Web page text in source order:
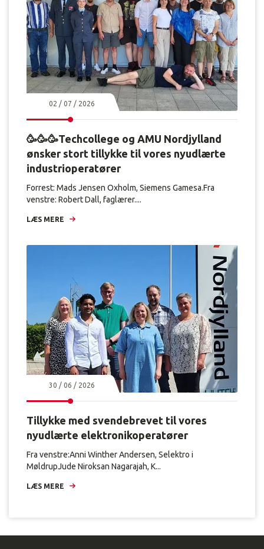
02 / 07 / 2026
🥳🥳🥳Techcollege og AMU Nordjylland
ønsker stort tillykke til vores nyudlærte
industrioperatører
Forrest: Mads Jensen Oxholm, Siemens Gamesa.Fra
venstre: Robert Dall, faglærer....
LÆS MERE
30 / 06 / 2026
Tillykke med svendebrevet til vores
nyudlærte elektronikoperatører
Fra venstre:Anni Winther Andersen, Selektro i
MøldrupJude Niroksan Nagarajah, K...
LÆS MERE